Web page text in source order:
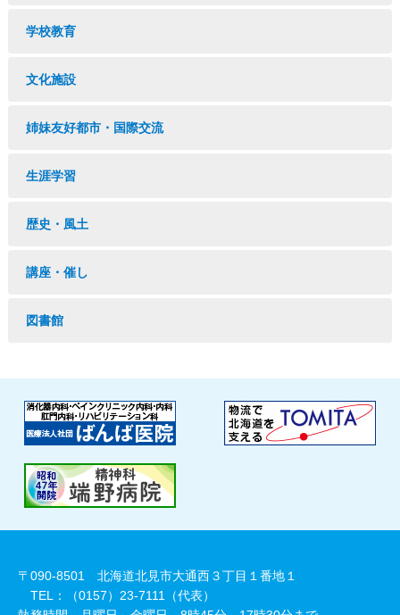
学校教育
文化施設
姉妹友好都市・国際交流
生涯学習
歴史・風土
講座・催し
図書館
〒090-8501 北海道北見市大通西３丁目１番地１
TEL：（0157）23-7111（代表）